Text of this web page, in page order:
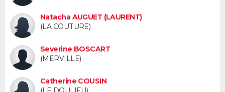
Dictionnaire
Biographies
Citations
Expressions
Proverbes
PROGRAMME TV
COPAINS D'AVANT
S'inscrire
Se connecter
Lycées
Collèges
Primaires
Universités
Entreprises
Service militaire
Avis de recherche
AVIS DE DÉCÈS
FORUM
Natacha AUGUET (LAURENT)
(LA COUTURE)
Severine BOSCART
(MERVILLE)
Catherine COUSIN